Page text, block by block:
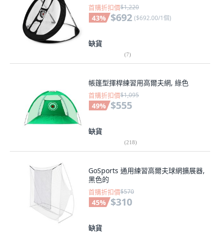
首購折扣價$1,220
43% $692 ($692.00/1個)
缺貨
(7)
帳篷型揮桿練習用高爾夫網, 綠色
首購折扣價$1,095
49% $555
缺貨
(218)
GoSports 通用練習高爾夫球網擴展器,
黑色的
首購折扣價$570
45% $310
缺貨